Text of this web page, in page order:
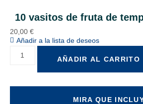
10 vasitos de fruta de
20,00 €
Añadir a la lista de deseos
AÑADIR AL CARRITO
MIRA QUE